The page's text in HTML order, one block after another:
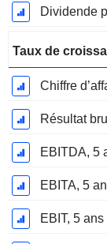
Dividende
Taux de
Chiffre
Résultat
EBITDA, 5
EBITA, 5
EBIT, 5